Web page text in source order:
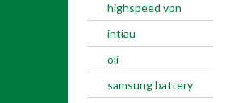
highspeed vpn
intiau
oli
samsung battery